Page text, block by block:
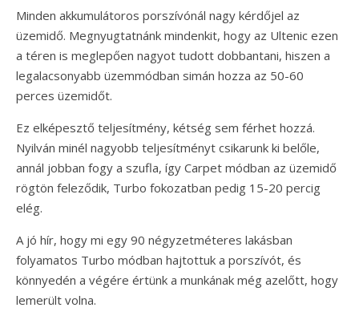
Minden akkumulátoros porszívónál nagy kérdőjel az
üzemidő. Megnyugtatnánk mindenkit, hogy az Ultenic ezen
a téren is meglepően nagyot tudott dobbantani, hiszen a
legalacsonyabb üzemmódban simán hozza az 50-60
perces üzemidőt.
Ez elképesztő teljesítmény, kétség sem férhet hozzá.
Nyilván minél nagyobb teljesítményt csikarunk ki belőle,
annál jobban fogy a szufla, így Carpet módban az üzemidő
rögtön feleződik, Turbo fokozatban pedig 15-20 percig
elég.
A jó hír, hogy mi egy 90 négyzetméteres lakásban
folyamatos Turbo módban hajtottuk a porszívót, és
könnyedén a végére értünk a munkának még azelőtt, hogy
lemerült volna.